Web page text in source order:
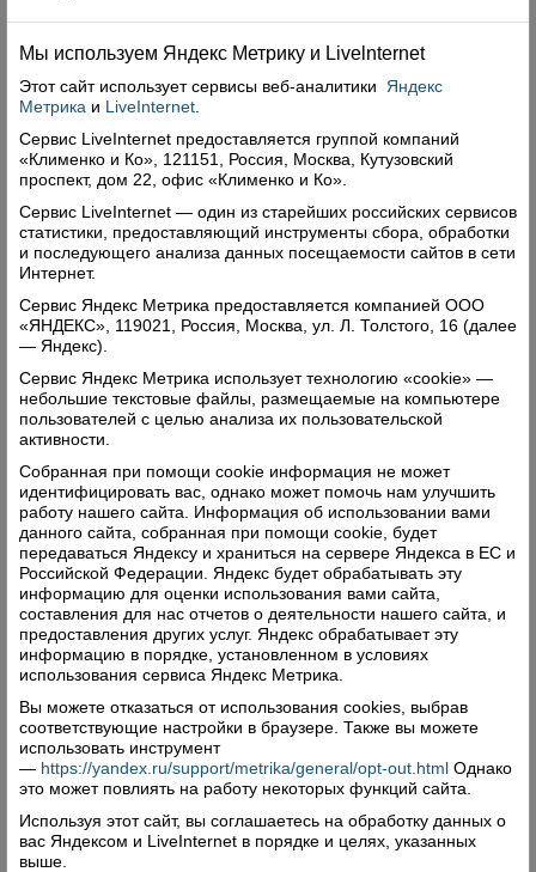
Комментарии: 0 Просмотры: 259
Под крылом Богородицы
15.08.2025
21 июля состоялся традиционный крестный ход с
иконой Казанской Божией Матери от Спасо-
Боровинского храма по деревням Нижне-Важского
поселения.
Читать далее
Комментарии: 0 Просмотры: 244
Мы используем Яндекс Метрику и Livelnternet
Этот сайт использует сервисы веб-аналитики
Яндекс
Метрика и LiveInternet
Сервис LiveInternet предоставляется группой компаний
«Клименко и Ко», 121151, Россия, Москва, Кутузовский
проспект, дом 22, офис «Клименко и Ко».
Сервис LiveInternet — один из старейших российских сервисов
статистики, предоставляющий инструменты сбора, обработки
и последующего анализа данных посещаемости сайтов в сети
Интернет.
Сервис Яндекс Метрика предоставляется компанией ООО
«ЯНДЕКС», 119021, Россия, Москва, ул. Л. Толстого, 16 (далее
— Яндекс).
Сервис Яндекс Метрика использует технологию «cookie» —
небольшие текстовые файлы, размещаемые на компьютере
пользователей с целью анализа их пользовательской
активности.
Собранная при помощи cookie информация не может
идентифицировать вас, однако может помочь нам улучшить
работу нашего сайта. Информация об использовании вами
данного сайта, собранная при помощи cookie, будет
передаваться Яндексу и храниться на сервере Яндекса в ЕС и
Российской Федерации. Яндекс будет обрабатывать эту
информацию для оценки использования вами сайта,
составления для нас отчетов о деятельности нашего сайта, и
предоставления других услуг. Яндекс обрабатывает эту
информацию в порядке, установленном в условиях
использования сервиса Яндекс Метрика.
Вы можете отказаться от использования cookies, выбрав
соответствующие настройки в браузере. Также вы можете
использовать инструмент
— https://yandex.ru/support/metrika/general/opt-out.html Однако
это может повлиять на работу некоторых функций сайта.
Используя этот сайт, вы соглашаетесь на обработку данных о
вас Яндексом и LiveInternet в порядке и целях, указанных
выше.